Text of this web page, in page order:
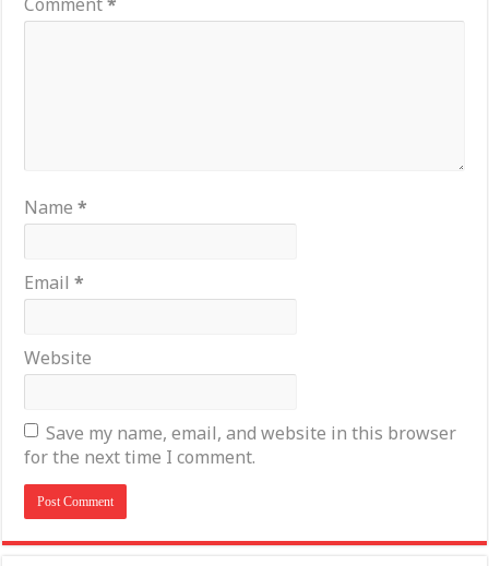
Name*
Email*
Website
Save my name, email, and website in this browser
for the next time I comment.